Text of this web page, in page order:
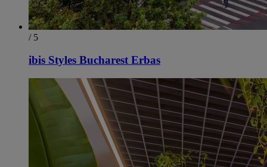
/ 5
ibis Styles Bucharest Erbas